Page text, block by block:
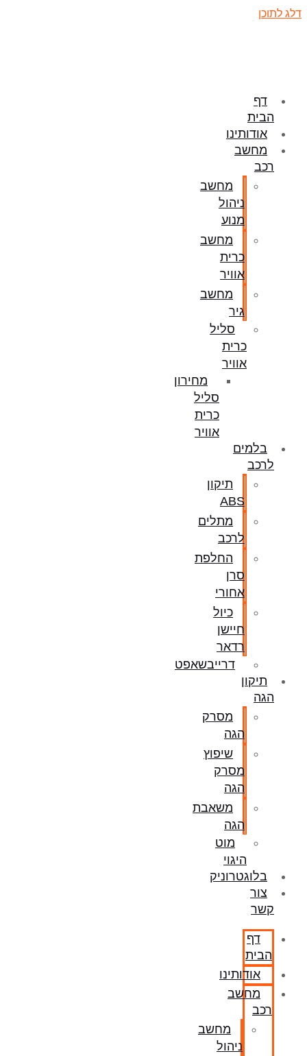
דלג לתוכן
דף
הבית
אודותינו
מחשב
רכב
מחשב
ניהול
מנוע
מחשב
כרית
אוויר
מחשב
גיר
סליל
כרית
אוויר
מחירון
סליל
כרית
אוויר
בלמים
לרכב
תיקון
ABS
מתלים
לרכב
החלפת
סרן
אחורי
כיול
חיישן
רדאר
דרייבשאפט
תיקון
הגה
מסרק
הגה
שיפוץ
מסרק
הגה
משאבת
הגה
מוט
היגוי
בלוגטרוניק
צור
קשר
דף
הבית
אודותינו
מחשב
רכב
מחשב
ניהול